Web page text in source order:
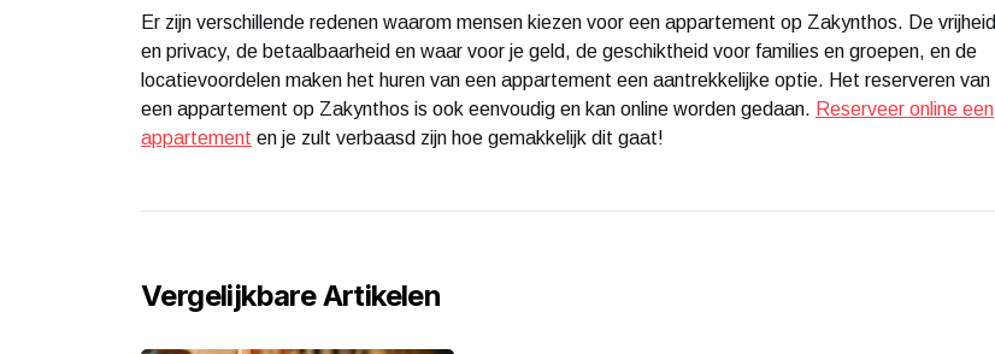
Er zijn verschillende redenen waarom mensen kiezen voor een appartement op Zakynthos. De vrijheid
en privacy, de betaalbaarheid en waar voor je geld, de geschiktheid voor families en groepen, en de
locatievoordelen maken het huren van een appartement een aantrekkelijke optie. Het reserveren van
een appartement op Zakynthos is ook eenvoudig en kan online worden gedaan. Reserveer online een
appartement en je zult verbaasd zijn hoe gemakkelijk dit gaat!
Vergelijkbare Artikelen